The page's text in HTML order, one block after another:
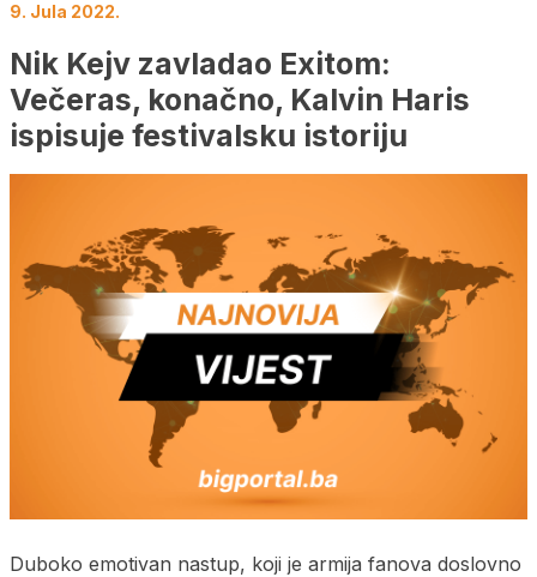
9. Jula 2022.
Nik Kejv zavladao Exitom:
Večeras, konačno, Kalvin Haris
ispisuje festivalsku istoriju
Duboko emotivan nastup, koji je armija fanova doslovno